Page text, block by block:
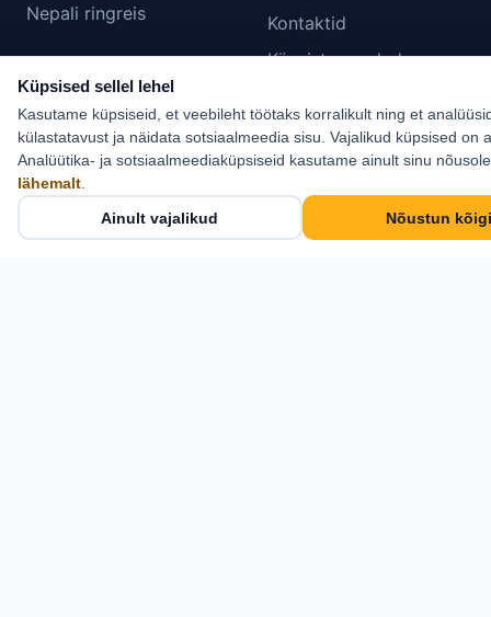
Nepali ringreis
Kontaktid
Küpsiste seaded
Kontakt
Estlive Travel OÜ
Cosius Pubi, II korrus
Küpsised sellel lehel
Kasutame küpsiseid, et veebileht töötaks korralikult ning et
külastatavust ja näidata sotsiaalmeedia sisu. Vajalikud küpsised on
Analüütika- ja sotsiaalmeediaküpsiseid kasutame ainult sinu
lähemalt.
Ainult vajalikud Nõustun